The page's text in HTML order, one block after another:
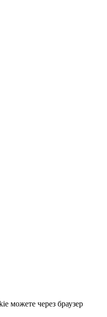
можете через браузер